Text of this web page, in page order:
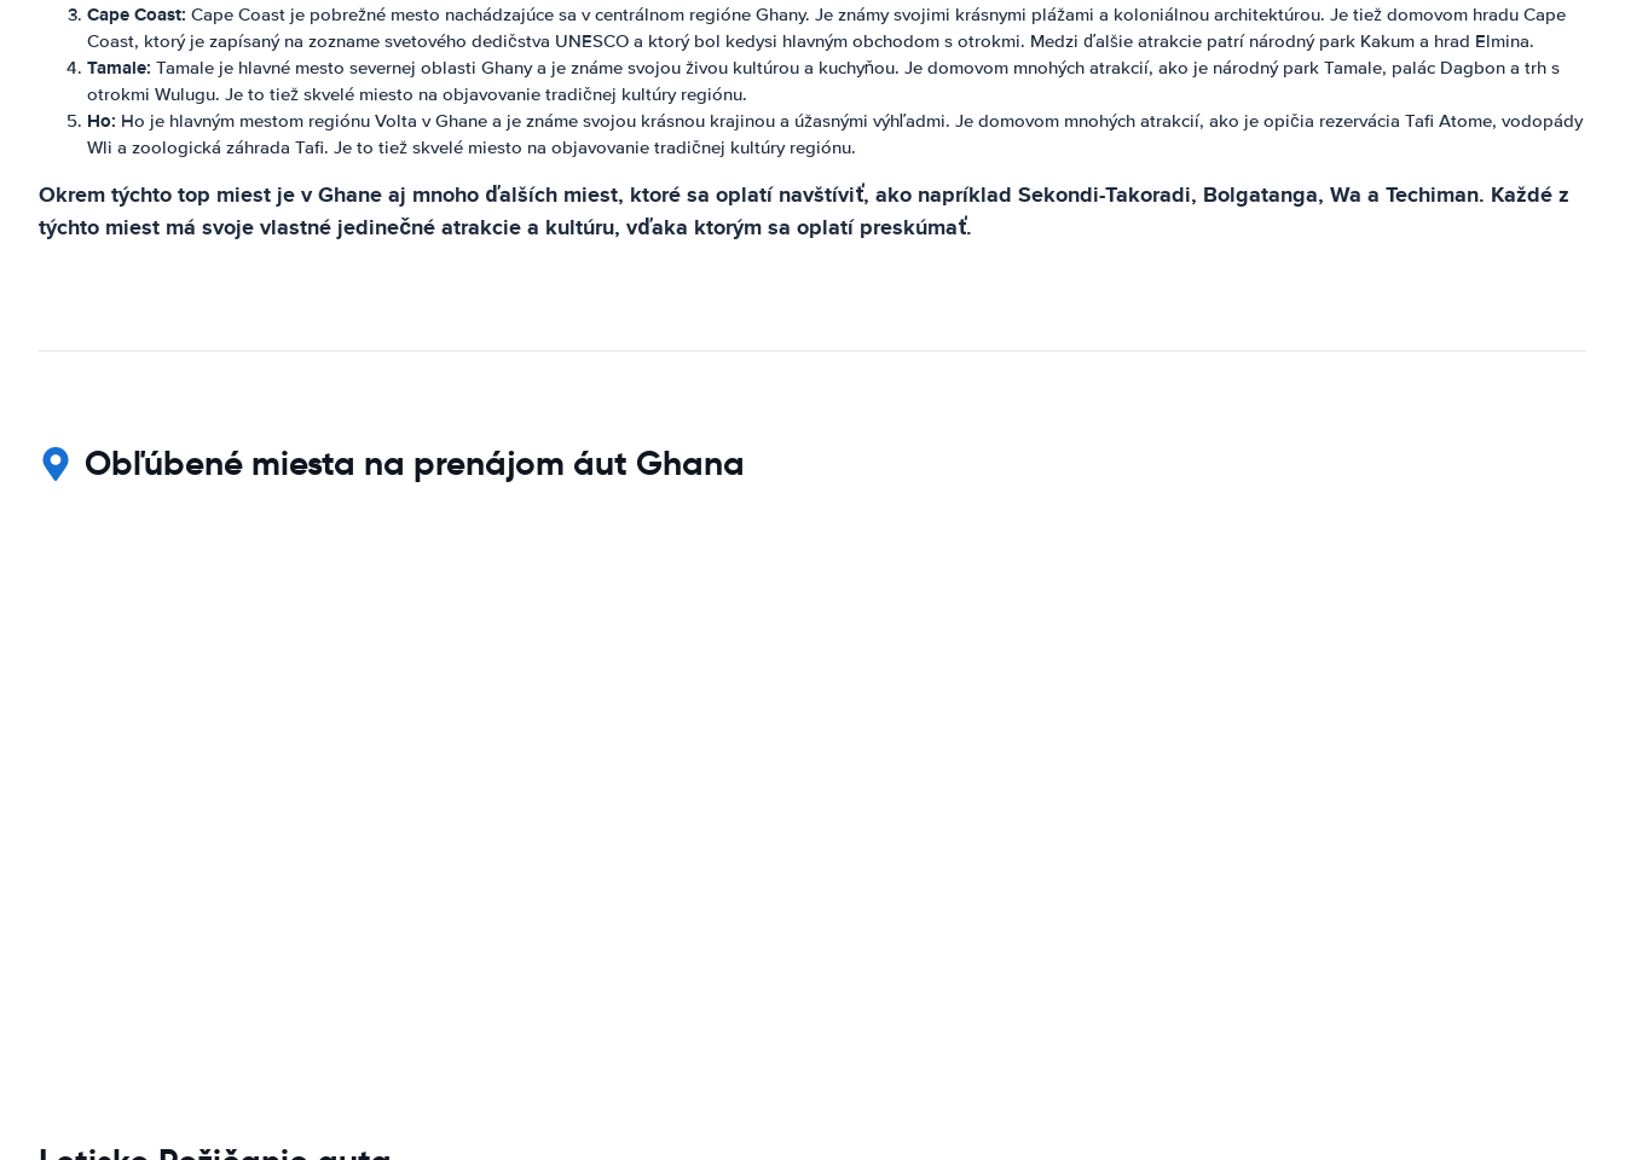
Cape Coast: Cape Coast je pobrežné mesto nachádzajúce sa v centrálnom regióne Ghany. Je známy svojimi krásnymi plážami a koloniálnou architektúrou. Je tiež domovom hradu Cape
Coast, ktorý je zapísaný na zozname svetového dedičstva UNESCO a ktorý bol kedysi hlavným obchodom s otrokmi. Medzi ďalšie atrakcie patrí národný park Kakum a hrad Elmina.
Tamale: Tamale je hlavné mesto severnej oblasti Ghany a je známe svojou živou kultúrou a kuchyňou. Je domovom mnohých atrakcií, ako je národný park Tamale, palác Dagbon a trh s
otrokmi Wulugu. Je to tiež skvelé miesto na objavovanie tradičnej kultúry regiónu.
Ho: Ho je hlavným mestom regiónu Volta v Ghane a je známe svojou krásnou krajinou a úžasnými výhľadmi. Je domovom mnohých atrakcií, ako je opičia rezervácia Tafi Atome, vodopády
Wli a zoologická záhrada Tafi. Je to tiež skvelé miesto na objavovanie tradičnej kultúry regiónu.
Okrem týchto top miest je v Ghane aj mnoho ďalších miest, ktoré sa oplatí navštíviť, ako napríklad Sekondi-Takoradi, Bolgatanga, Wa a Techiman. Každé z
týchto miest má svoje vlastné jedinečné atrakcie a kultúru, vďaka ktorým sa oplatí preskúmať.
Obľúbené miesta na prenájom áut Ghana